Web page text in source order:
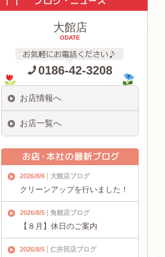
大館店
ODATE
0186-42-3208
お店情報へ
お店一覧へ
2026/8/6 大館店ブログ
クリーンアップを行いました！
2026/8/5 角館店ブログ
【８月】休日のご案内
2026/8/5 仁井田店ブログ